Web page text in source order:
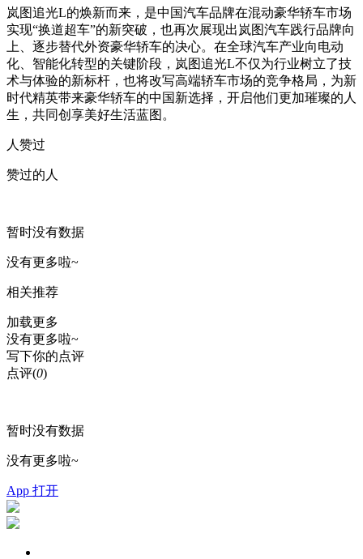
岚图追光L的焕新而来，是中国汽车品牌在混动豪华轿车市场
实现“换道超车”的新突破，也再次展现出岚图汽车践行品牌向
上、逐步替代外资豪华轿车的决心。在全球汽车产业向电动
化、智能化转型的关键阶段，岚图追光L不仅为行业树立了技
术与体验的新标杆，也将改写高端轿车市场的竞争格局，为新
时代精英带来豪华轿车的中国新选择，开启他们更加璀璨的人
生，共同创享美好生活蓝图。
人赞过
赞过的人
暂时没有数据
没有更多啦~
相关推荐
加载更多
没有更多啦~
写下你的点评
点评(0)
暂时没有数据
没有更多啦~
App 打开